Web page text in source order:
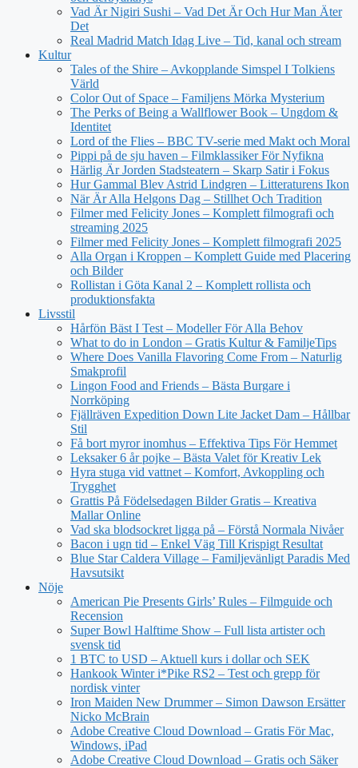
Vad Är Nigiri Sushi – Vad Det Är Och Hur Man Äter
Det
Real Madrid Match Idag Live – Tid, kanal och stream
Kultur
Tales of the Shire – Avkopplande Simspel I Tolkiens
Värld
Color Out of Space – Familjens Mörka Mysterium
The Perks of Being a Wallflower Book – Ungdom &
Identitet
Lord of the Flies – BBC TV-serie med Makt och Moral
Pippi på de sju haven – Filmklassiker För Nyfikna
Härlig Är Jorden Stadsteatern – Skarp Satir i Fokus
Hur Gammal Blev Astrid Lindgren – Litteraturens Ikon
När Är Alla Helgons Dag – Stillhet Och Tradition
Filmer med Felicity Jones – Komplett filmografi och
streaming 2025
Filmer med Felicity Jones – Komplett filmografi 2025
Alla Organ i Kroppen – Komplett Guide med Placering
och Bilder
Rollistan i Göta Kanal 2 – Komplett rollista och
produktionsfakta
Livsstil
Hårfön Bäst I Test – Modeller För Alla Behov
What to do in London – Gratis Kultur & FamiljeTips
Where Does Vanilla Flavoring Come From – Naturlig
Smakprofil
Lingon Food and Friends – Bästa Burgare i
Norrköping
Fjällräven Expedition Down Lite Jacket Dam – Hållbar
Stil
Få bort myror inomhus – Effektiva Tips För Hemmet
Leksaker 6 år pojke – Bästa Valet för Kreativ Lek
Hyra stuga vid vattnet – Komfort, Avkoppling och
Trygghet
Grattis På Födelsedagen Bilder Gratis – Kreativa
Mallar Online
Vad ska blodsockret ligga på – Förstå Normala Nivåer
Bacon i ugn tid – Enkel Väg Till Krispigt Resultat
Blue Star Caldera Village – Familjevänligt Paradis Med
Havsutsikt
Nöje
American Pie Presents Girls’ Rules – Filmguide och
Recension
Super Bowl Halftime Show – Full lista artister och
svensk tid
1 BTC to USD – Aktuell kurs i dollar och SEK
Hankook Winter i*Pike RS2 – Test och grepp för
nordisk vinter
Iron Maiden New Drummer – Simon Dawson Ersätter
Nicko McBrain
Adobe Creative Cloud Download – Gratis För Mac,
Windows, iPad
Adobe Creative Cloud Download – Gratis och Säker